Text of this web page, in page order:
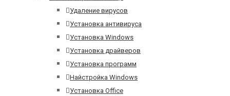
Удаление вирусов
Установка антивируса
Установка Windows
Установка драйверов
Установка программ
Найстройка Windows
Установка Office